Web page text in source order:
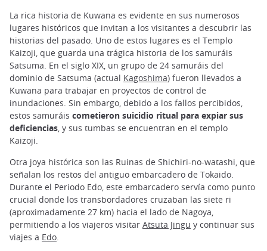
La rica historia de Kuwana es evidente en sus numerosos
lugares históricos que invitan a los visitantes a descubrir las
historias del pasado. Uno de estos lugares es el Templo
Kaizoji, que guarda una trágica historia de los samuráis
Satsuma. En el siglo XIX, un grupo de 24 samuráis del
dominio de Satsuma (actual Kagoshima) fueron llevados a
Kuwana para trabajar en proyectos de control de
inundaciones. Sin embargo, debido a los fallos percibidos,
estos samuráis cometieron suicidio ritual para expiar sus
deficiencias, y sus tumbas se encuentran en el templo
Kaizoji.
Otra joya histórica son las Ruinas de Shichiri-no-watashi, que
señalan los restos del antiguo embarcadero de Tokaido.
Durante el Periodo Edo, este embarcadero servía como punto
crucial donde los transbordadores cruzaban las siete ri
(aproximadamente 27 km) hacia el lado de Nagoya,
permitiendo a los viajeros visitar Atsuta Jingu y continuar sus
viajes a Edo